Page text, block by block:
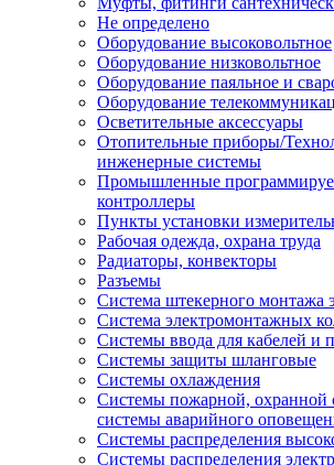
Не определено
Оборудование высоковольтное
Оборудование низковольтное
Оборудование паяльное и
Оборудование
Осветительные аксессуары
Отопительные приборы/
инженерные системы
Промышленные
контроллеры
Пункты установки
Рабочая одежда, охрана труда
Радиаторы, конвекторы
Разъемы
Система штекерного монтажа
Система электромонтажных
Системы ввода для кабелей и
Системы защиты шланговые
Системы охлаждения
Системы пожарной, охранной
системы аварийного
Системы распределения
Системы распределения